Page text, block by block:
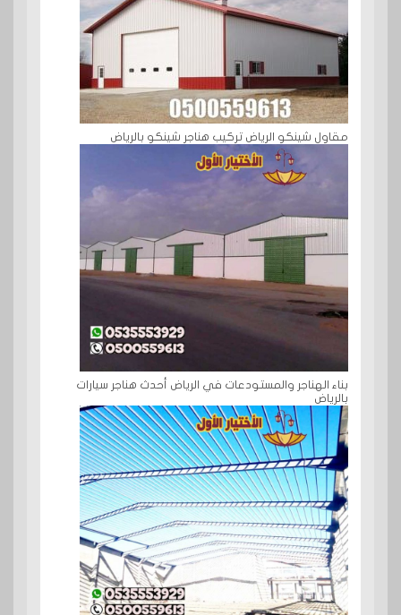
مقاول شينكو الرياض تركيب هناجر شينكو بالرياض
بناء الهناجر والمستودعات في الرياض أحدث هناجر سيارات
بالرياض